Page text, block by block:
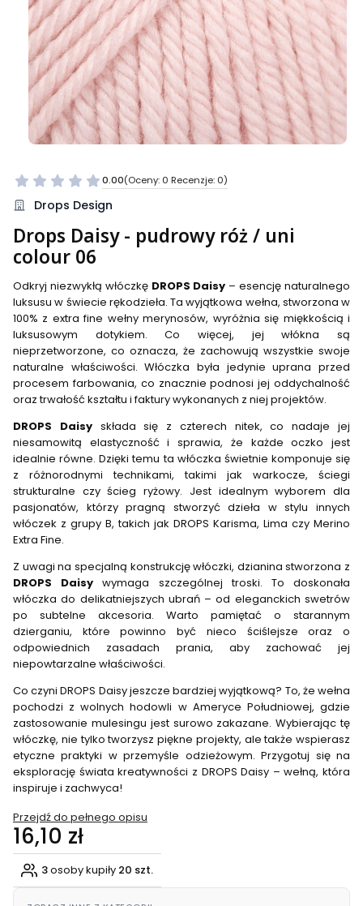
0.00(Oceny: 0 Recenzje: 0)
Przejdź do sekcji Opinie
Drops Design
Drops Daisy - pudrowy róż / uni
colour 06
Odkryj niezwykłą włóczkę DROPS Daisy – esencję naturalnego
luksusu w świecie rękodzieła. Ta wyjątkowa wełna, stworzona w
100% z extra fine wełny merynosów, wyróżnia się miękkością i
luksusowym dotykiem. Co więcej, jej włókna są
nieprzetworzone, co oznacza, że zachowują wszystkie swoje
naturalne właściwości. Włóczka była jedynie uprana przed
procesem farbowania, co znacznie podnosi jej oddychalność
oraz trwałość kształtu i faktury wykonanych z niej projektów.
DROPS Daisyskłada się z czterech nitek, co nadaje jej
niesamowitą elastyczność i sprawia, że każde oczko jest
idealnie równe. Dzięki temu ta włóczka świetnie komponuje się
z różnorodnymi technikami, takimi jak warkocze, ściegi
strukturalne czy ścieg ryżowy. Jest idealnym wyborem dla
pasjonatów, którzy pragną stworzyć dzieła w stylu innych
włóczek z grupy B, takich jak DROPS Karisma, Lima czy Merino
Extra Fine.
Z uwagi na specjalną konstrukcję włóczki, dzianina stworzona z
DROPS Daisy wymaga szczególnej troski. To doskonała
włóczka do delikatniejszych ubrań – od eleganckich swetrów
po subtelne akcesoria. Warto pamiętać o starannym
dzierganiu, które powinno być nieco ściślejsze oraz o
odpowiednich zasadach prania, aby zachować jej
niepowtarzalne właściwości.
Co czyni DROPS Daisy jeszcze bardziej wyjątkową? To, że wełna
pochodzi z wolnych hodowli w Ameryce Południowej, gdzie
zastosowanie mulesingu jest surowo zakazane. Wybierając tę
włóczkę, nie tylko tworzysz piękne projekty, ale także wspierasz
etyczne praktyki w przemyśle odzieżowym. Przygotuj się na
eksplorację świata kreatywności z DROPS Daisy – wełną, która
inspiruje i zachwyca!
Przejdź do pełnego opisu
Cena
16,10 zł
3osoby kupiły 20 szt.